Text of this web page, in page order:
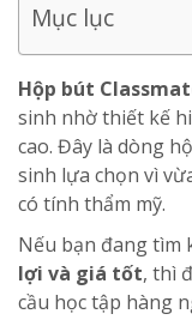
Mục lục
Hộp bút
sinh nhờ thiết kế
cao. Đây là dòng
sinh lựa chọn vì
có tính thẩm mỹ.
Nếu bạn đang tìm
lợi và giá tốt, thì
cầu học tập hàng